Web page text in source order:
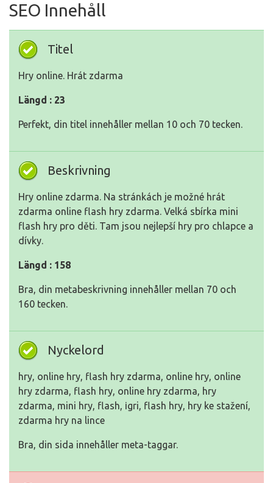
SEO Innehåll
Titel
Hry online. Hrát zdarma
Längd : 23
Perfekt, din titel innehåller mellan 10 och 70 tecken.
Beskrivning
Hry online zdarma. Na stránkách je možné hrát
zdarma online flash hry zdarma. Velká sbírka mini
flash hry pro děti. Tam jsou nejlepší hry pro chlapce a
dívky.
Längd : 158
Bra, din metabeskrivning innehåller mellan 70 och
160 tecken.
Nyckelord
hry, online hry, flash hry zdarma, online hry, online
hry zdarma, flash hry, online hry zdarma, hry
zdarma, mini hry, flash, іgri, flash hry, hry ke stažení,
zdarma hry na lince
Bra, din sida innehåller meta-taggar.